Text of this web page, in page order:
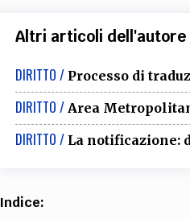
Altri articoli dell'autore
DIRITTO / Processo di
DIRITTO / Area
DIRITTO / La notificazione:
Indice: